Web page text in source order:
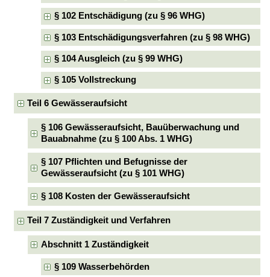
§ 102 Entschädigung (zu § 96 WHG)
§ 103 Entschädigungsverfahren (zu § 98 WHG)
§ 104 Ausgleich (zu § 99 WHG)
§ 105 Vollstreckung
Teil 6 Gewässeraufsicht
§ 106 Gewässeraufsicht, Bauüberwachung und
Bauabnahme (zu § 100 Abs. 1 WHG)
§ 107 Pflichten und Befugnisse der
Gewässeraufsicht (zu § 101 WHG)
§ 108 Kosten der Gewässeraufsicht
Teil 7 Zuständigkeit und Verfahren
Abschnitt 1 Zuständigkeit
§ 109 Wasserbehörden